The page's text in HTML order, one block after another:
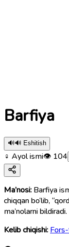
Barfiya
🔊🔊 Eshitish
♀ Ayol ismi👁 104
Ma’nosi: Barfiya
chiqqan bo‘lib,
ma’nolarni bildiradi.
Kelib chiqishi: